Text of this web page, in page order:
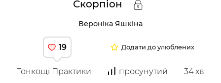
Досліджуй
Класи
Курси Плейлисти
Скорпіон
Вероніка Яшкіна
19 Додати до улюблених
Тонкощі Практики просунутий 34 хв